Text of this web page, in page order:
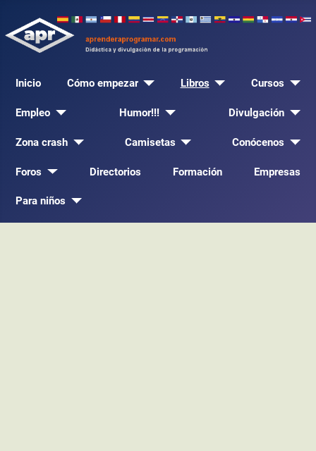
Inicio Cómo empezar Libros Cursos
Empleo Humor!!! Divulgación
Zona crash Camisetas Conócenos
Foros Directorios Formación Empresas
Para niños